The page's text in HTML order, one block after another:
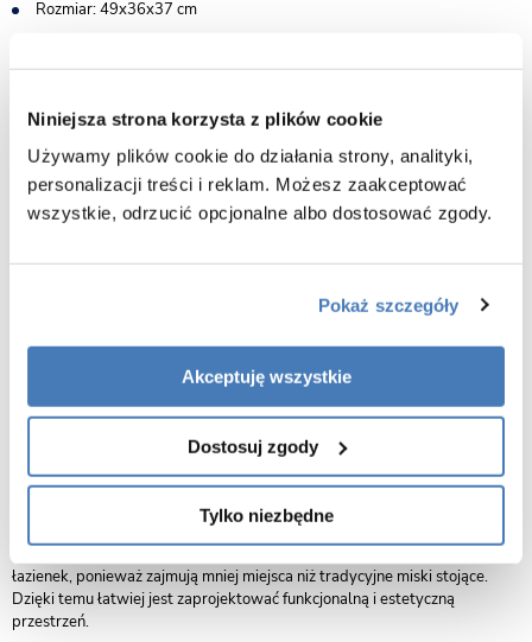
Niniejsza strona korzysta z plików cookie
Używamy plików cookie do działania strony, analityki,
personalizacji treści i reklam. Możesz zaakceptować
wszystkie, odrzucić opcjonalne albo dostosować zgody.
Pokaż szczegóły
Akceptuję wszystkie
Dostosuj zgody
Tylko niezbędne
Rozmiar: 49x36x37 cm
System spłukiwania: Rimless 3.0 - bezrantowy
Materiał deski: duroplast UF
Rodzaj deski: wolnoopadająca
Wersja slim: tak
Rysunek techniczny MIZU-WH-RIM-03
Zalety produktu:
Miski podwieszane charakteryzują się nowoczesnym i
eleganckim wyglądem. Ich minimalistyczny design sprawia, że łazienka
wydaje się większa i bardziej przestronna. Dzięki zastosowaniu wysokiej
jakości ceramiki, są nie tylko funkcjonalne, ale również stanowią element
łazienek, ponieważ zajmują mniej miejsca niż tradycyjne miski stojące.
Dzięki temu łatwiej jest zaprojektować funkcjonalną i estetyczną
przestrzeń.